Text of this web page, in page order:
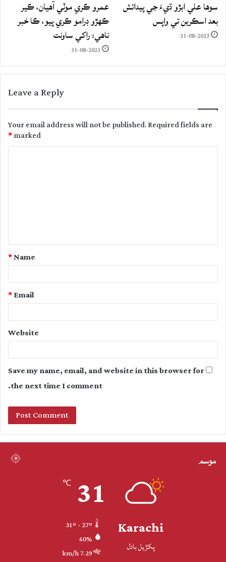
سوها علي ابڙو ڌيءَ جي پيدائش
بعد اسڪرين تي واپس
31-08-2023
عمرو ڪري موٽي آهيان، ڪير
ڪهڙو ڊرامو ڪري پيو، ڪا خبر
ناهي: راکي ساونت
31-08-2023
Leave a Reply
Your email address will not be published.Required fields are
marked
*
t
Name
*
Email
*
Website
Save my name, email, and website in this browser for
the next time I comment.
موسم
Karachi
پکڙيل بادل
31
℃
60%
7.29 km/h